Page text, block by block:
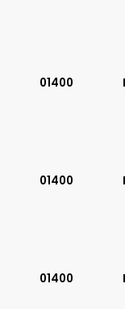
01400
01400
01400